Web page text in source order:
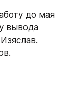
до мая
вывода